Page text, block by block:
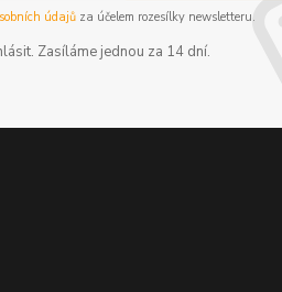
údajůza účelem rozesílky newsletteru.
Zasíláme jednou za 14 dní.